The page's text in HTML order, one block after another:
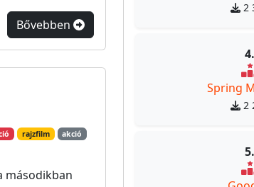
Bővebben
rajzfilm
akció
másodikban
2
4.
Spring
2
5.